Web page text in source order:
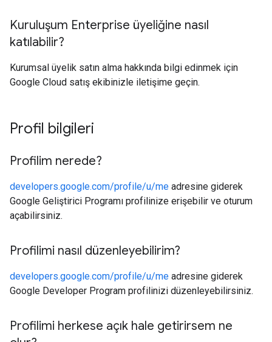
Kuruluşum Enterprise üyeliğine nasıl
katılabilir?
Kurumsal üyelik satın alma hakkında bilgi edinmek için
Google Cloud satış ekibinizle iletişime geçin.
Profil bilgileri
Profilim nerede?
developers.google.com/profile/u/me adresine giderek
Google Geliştirici Programı profilinize erişebilir ve oturum
açabilirsiniz.
Profilimi nasıl düzenleyebilirim?
developers.google.com/profile/u/me adresine giderek
Google Developer Program profilinizi düzenleyebilirsiniz.
Profilimi herkese açık hale getirirsem ne